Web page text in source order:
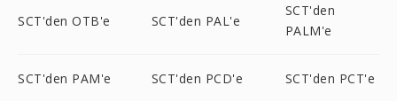
SCT'den OTB'e SCT'den PAL'e
SCT'den
PALM'e
SCT'den PAM'e SCT'den PCD'e SCT'den PCT'e